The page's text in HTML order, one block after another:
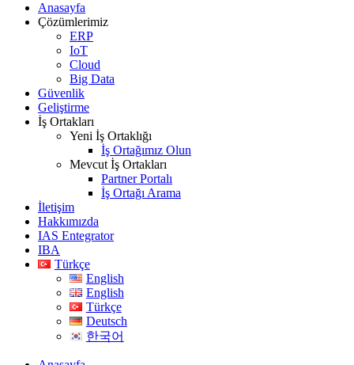
Anasayfa
Çözümlerimiz
ERP
IoT
Cloud
Big Data
Güvenlik
Geliştirme
İş Ortakları
Yeni İş Ortaklığı
İş Ortağımız Olun
Mevcut İş Ortakları
Partner Portalı
İş Ortağı Arama
İletişim
Hakkımızda
IAS Entegrator
IBA
Türkçe
English
English
Türkçe
Deutsch
한국어